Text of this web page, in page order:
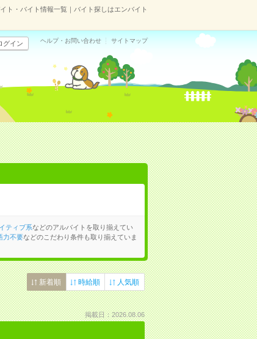
ト・バイト情報一覧｜バイト探しはエンバイト
グイン ヘルプ・お問い合わせ サイトマップ
ティブ系などのアルバイトを取り揃えてい
力不要などのこだわり条件も取り揃えていま
新着順 時給順 人気順
掲載日：2026.08.06